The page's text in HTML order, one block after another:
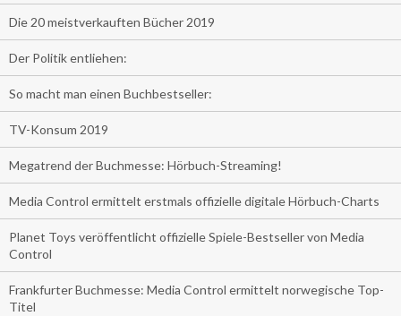
Die 20 meistverkauften Bücher 2019
Der Politik entliehen:
So macht man einen Buchbestseller:
TV-Konsum 2019
Megatrend der Buchmesse: Hörbuch-Streaming!
Media Control ermittelt erstmals offizielle digitale Hörbuch-Charts
Planet Toys veröffentlicht offizielle Spiele-Bestseller von Media
Control
Frankfurter Buchmesse: Media Control ermittelt norwegische Top-
Titel